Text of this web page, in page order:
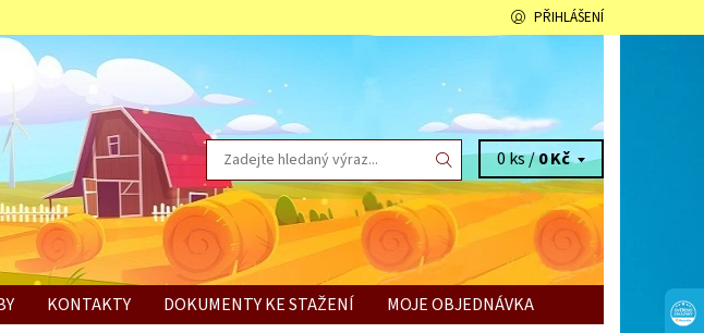
PŘIHLÁŠENÍ
0 ks /0 Kč
KONTAKTY DOKUMENTY KE STAŽENÍ
MOJE OBJEDNÁVKA